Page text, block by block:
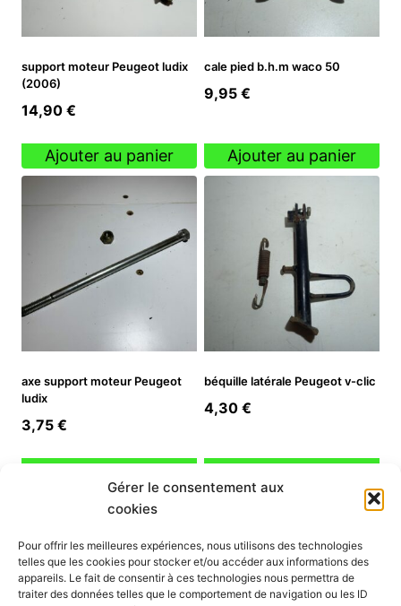
Gérer le consentement aux
cookies
Pour offrir les meilleures expériences, nous utilisons des technologies
telles que les cookies pour stocker et/ou accéder aux informations des
appareils. Le fait de consentir à ces technologies nous permettra de
traiter des données telles que le comportement de navigation ou les ID
support moteur Peugeot ludix
(2006)
14,90 €
Ajouter au panier
cale pied b.h.m waco 50
9,95 €
Ajouter au panier
axe support moteur Peugeot
ludix
3,75 €
béquille latérale Peugeot v-clic
4,30 €
INFORMATION
Mon compte
Nous contacter